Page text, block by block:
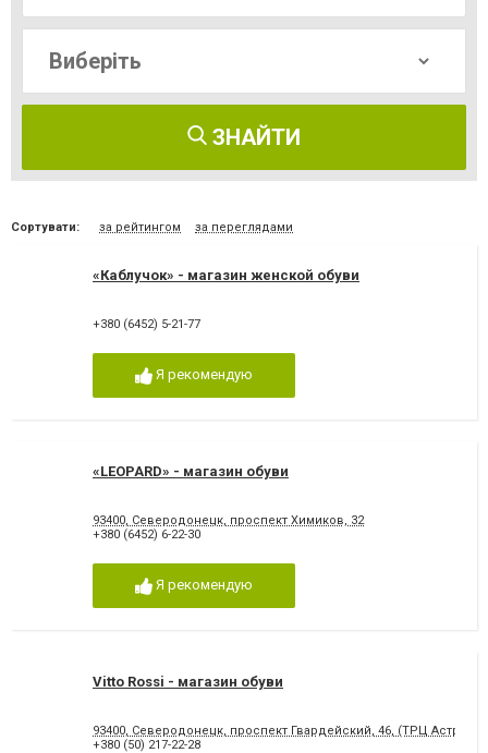
ЗНАЙТИ
Сортувати: за рейтингом за переглядами
«Каблучок» - магазин женской обуви
+380 (6452) 5-21-77
Я рекомендую
«LEOPARD» - магазин обуви
93400, Северодонецк, проспект Химиков, 32
+380 (6452) 6-22-30
Я рекомендую
Vitto Rossi - магазин обуви
93400, Северодонецк, проспект Гвардейский, 46, (ТРЦ Астрон)
+380 (50) 217-22-28